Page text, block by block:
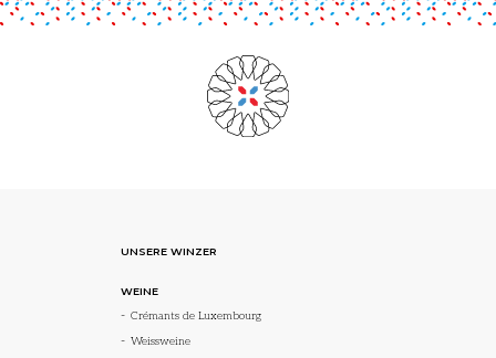
UNSERE WINZER
WEINE
Crémants de Luxembourg
Weissweine